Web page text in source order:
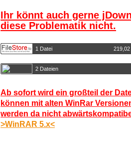
Ihr könnt auch gerne
diese Problematik nicht.
1 Datei 219,02
2 Dateien
Ab sofort wird ein großteil der
können mit alten WinRar
werden da nicht
>WinRAR 5.x<